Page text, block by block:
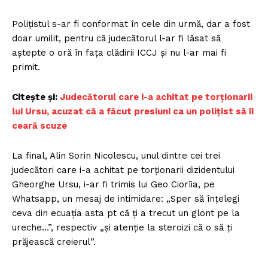
Polițistul s-ar fi conformat în cele din urmă, dar a fost
doar umilit, pentru că judecătorul l-ar fi lăsat să
aștepte o oră în fața clădirii ICCJ și nu l-ar mai fi
primit.
Citește și: Judecătorul care i-a achitat pe torționarii
lui Ursu, acuzat că a făcut presiuni ca un polițist să îi
ceară scuze
La final, Alin Sorin Nicolescu, unul dintre cei trei
judecători care i-a achitat pe torționarii dizidentului
Gheorghe Ursu, i-ar fi trimis lui Geo Ciorîia, pe
Whatsapp, un mesaj de intimidare: „Sper să înțelegi
ceva din ecuația asta pt că ți a trecut un glont pe la
ureche…”, respectiv „și atenție la steroizi că o să ți
prăjească creierul”.